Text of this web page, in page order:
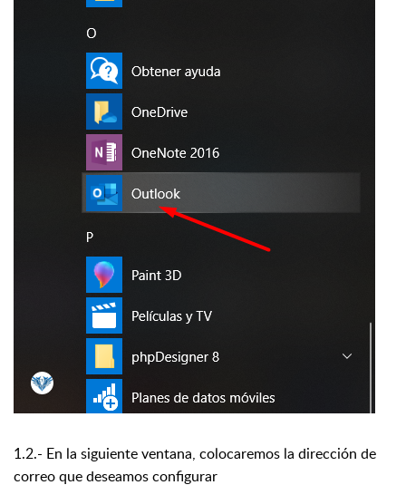
1.2.- En la siguiente ventana, colocaremos la dirección de
correo que deseamos configurar